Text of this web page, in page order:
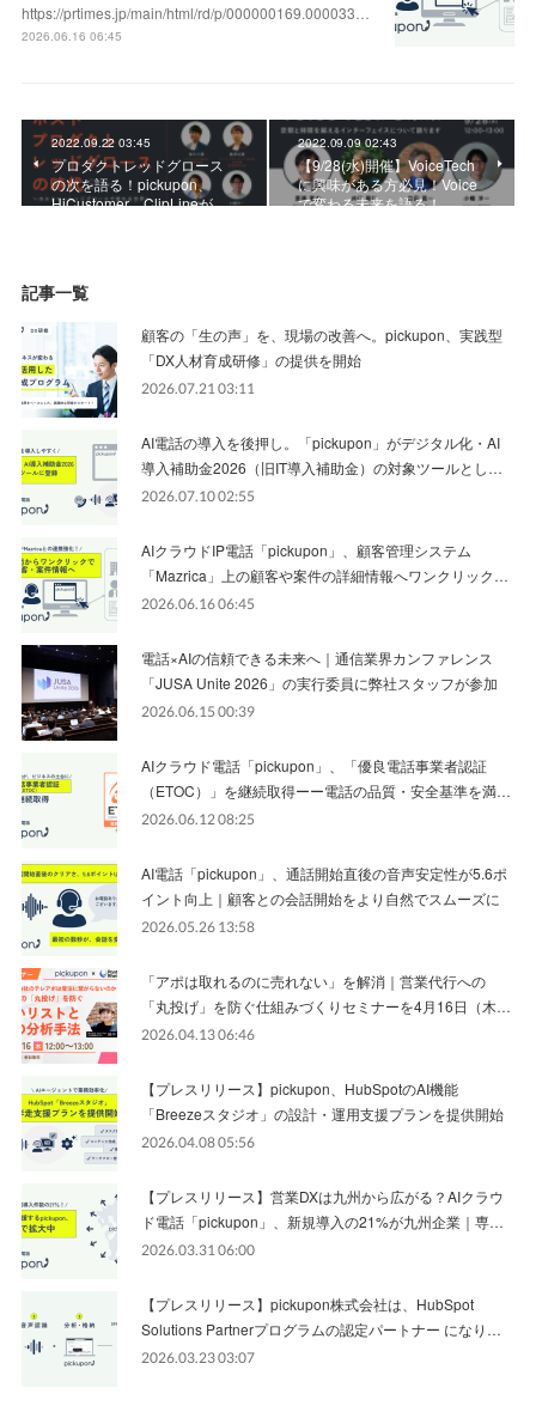
https://prtimes.jp/main/html/rd/p/000000169.000033…
2026.06.16 06:45
2022.09.22 03:45
プロダクトレッドグロース
の次を語る！pickupon、
HiCustomer、ClipLineが…
2022.09.09 02:43
【9/28(水)開催】VoiceTech
に興味がある方必見！Voice
で変わる未来を語る！
記事一覧
顧客の「生の声」を、現場の改善へ。pickupon、実践型
「DX人材育成研修」の提供を開始
2026.07.21 03:11
AI電話の導入を後押し。「pickupon」がデジタル化・AI
導入補助金2026（旧IT導入補助金）の対象ツールとし…
2026.07.10 02:55
AIクラウドIP電話「pickupon」、顧客管理システム
「Mazrica」上の顧客や案件の詳細情報へワンクリック…
2026.06.16 06:45
電話×AIの信頼できる未来へ｜通信業界カンファレンス
「JUSA Unite 2026」の実行委員に弊社スタッフが参加
2026.06.15 00:39
AIクラウド電話「pickupon」、「優良電話事業者認証
（ETOC）」を継続取得ーー電話の品質・安全基準を満…
2026.06.12 08:25
AI電話「pickupon」、通話開始直後の音声安定性が5.6ポ
イント向上｜顧客との会話開始をより自然でスムーズに
2026.05.26 13:58
「アポは取れるのに売れない」を解消｜営業代行への
「丸投げ」を防ぐ仕組みづくりセミナーを4月16日（木…
2026.04.13 06:46
【プレスリリース】pickupon、HubSpotのAI機能
「Breezeスタジオ」の設計・運用支援プランを提供開始
2026.04.08 05:56
【プレスリリース】営業DXは九州から広がる？AIクラウ
ド電話「pickupon」、新規導入の21%が九州企業｜専…
2026.03.31 06:00
【プレスリリース】pickupon株式会社は、HubSpot
Solutions Partnerプログラムの認定パートナー になり…
2026.03.23 03:07